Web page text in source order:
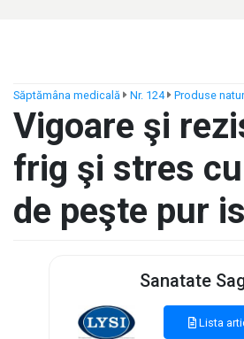
Săptămâna medicală Nr. 124 Produse
Vigoare şi
frig şi stres
de peşte pur
Sanatate
Lista